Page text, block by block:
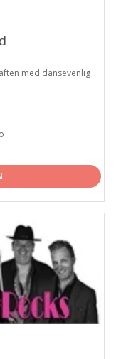
med dansevenlig